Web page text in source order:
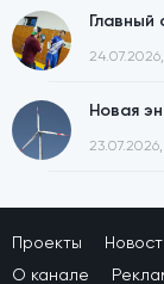
Главный
24.07.2026,
Новая
23.07.2026,
Проекты
О канале